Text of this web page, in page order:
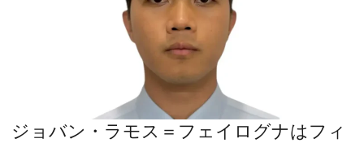
ジョバン・ラモス＝フェイログナはフィ